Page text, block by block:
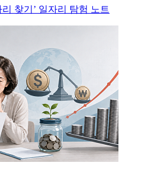
찾기’ 일자리 탐험 노트